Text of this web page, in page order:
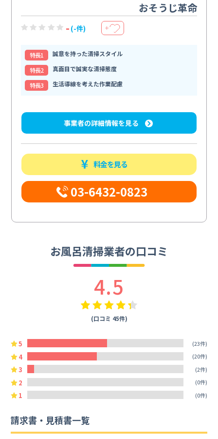
おそうじ革命
- (-件) ＋
特⻑1
誠意を持った清掃スタイル
特⻑2
真面目で誠実な清掃態度
特⻑3
生活導線を考えた作業配慮
事業者の詳細情報を見る
料金を見る
03-6432-0823
お風呂清掃業者の口コミ
4.5
(口コミ 45件)
5 (23件)
4 (20件)
3 (2件)
2 (0件)
1 (0件)
請求書・見積書一覧